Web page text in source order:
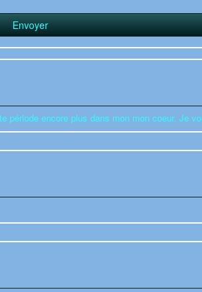
encore plus dans mon mon coeur. Je